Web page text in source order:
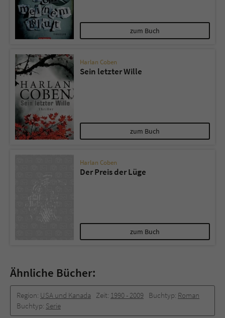
zum Buch
Harlan Coben
Sein letzter Wille
zum Buch
Harlan Coben
Der Preis der Lüge
zum Buch
Ähnliche Bücher:
Region: USA und Kanada Zeit: 1990 -­ 2009 Buchtyp: Roman
Buchtyp: Serie